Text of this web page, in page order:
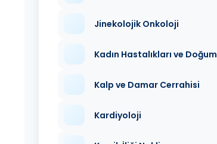
Jinekolojik Onkoloji
Kadın Hastalıkları ve Doğum
Kalp ve Damar Cerrahisi
Kardiyoloji